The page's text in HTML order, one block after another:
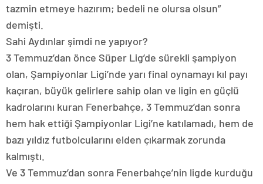
tazmin etmeye hazırım; bedeli ne olursa olsun”
demişti.
Sahi Aydınlar şimdi ne yapıyor?
3 Temmuz’dan önce Süper Lig’de sürekli şampiyon
olan, Şampiyonlar Ligi’nde yarı final oynamayı kıl payı
kaçıran, büyük gelirlere sahip olan ve ligin en güçlü
kadrolarını kuran Fenerbahçe, 3 Temmuz’dan sonra
hem hak ettiği Şampiyonlar Ligi’ne katılamadı, hem de
bazı yıldız futbolcularını elden çıkarmak zorunda
kalmıştı.
Ve 3 Temmuz’dan sonra Fenerbahçe’nin ligde kurduğu